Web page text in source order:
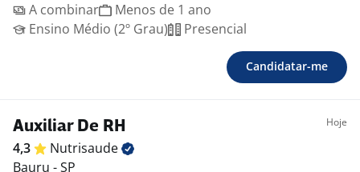
A combinar
Menos de 1 ano
Ensino Médio (2º Grau)
Presencial
Candidatar-me
Auxiliar De RH Hoje
4,3
Nutrisaude
Bauru - SP